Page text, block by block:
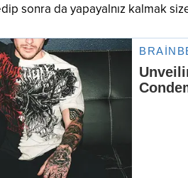
sonra da yapayalnız kalmak